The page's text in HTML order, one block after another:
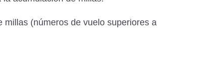
millas (números de vuelo superiores a